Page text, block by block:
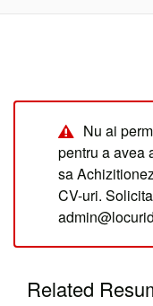
Nu ai
pentru a avea
sa
CV-uri.
Related